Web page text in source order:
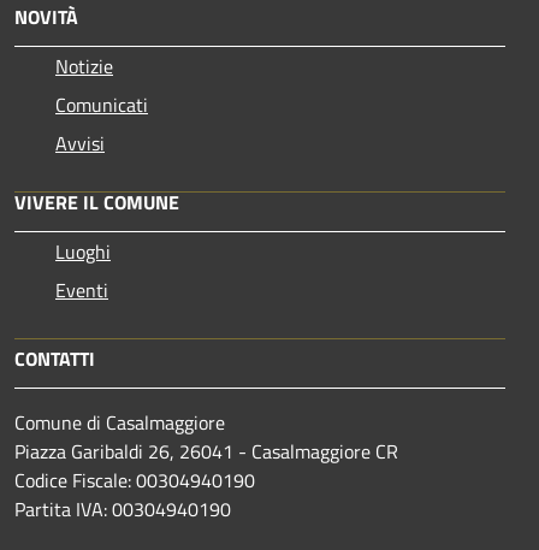
NOVITÀ
Notizie
Comunicati
Avvisi
VIVERE IL COMUNE
Luoghi
Eventi
CONTATTI
Comune di Casalmaggiore
Piazza Garibaldi 26, 26041 - Casalmaggiore CR
Codice Fiscale: 00304940190
Partita IVA: 00304940190